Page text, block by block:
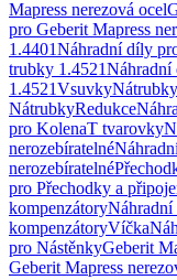
Mapress nerezová ocel
pro Geberit Mapress
1.4401Náhradní díly
trubky 1.4521Náhradní
1.4521VsuvkyNátrubky
NátrubkyRedukce
pro KolenaT tvarovky
nerozebíratelné
nerozebíratelné
pro Přechodky a
kompenzátory
kompenzátoryVíčka
pro NástěnkyGeberit
Geberit Mapress